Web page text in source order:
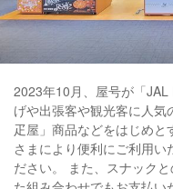
2023年10月、屋号が「
げや出張客や観光客に人
疋屋」商品などをはじめ
さまにより便利にご利用い
ださい。 また、スナック